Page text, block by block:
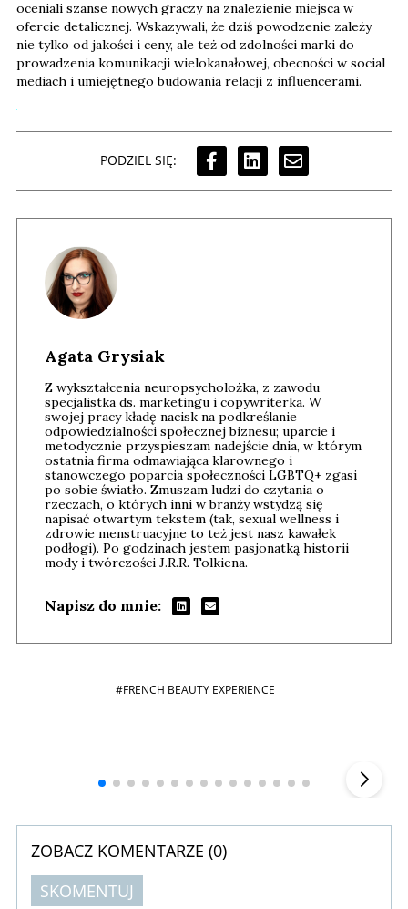
oceniali szanse nowych graczy na znalezienie miejsca w
ofercie detalicznej. Wskazywali, że dziś powodzenie zależy
nie tylko od jakości i ceny, ale też od zdolności marki do
prowadzenia komunikacji wielokanałowej, obecności w social
mediach i umiejętnego budowania relacji z influencerami.
PODZIEL SIĘ:
Agata Grysiak
Z wykształcenia neuropsycholożka, z zawodu
specjalistka ds. marketingu i copywriterka. W
swojej pracy kładę nacisk na podkreślanie
odpowiedzialności społecznej biznesu; uparcie i
metodycznie przyspieszam nadejście dnia, w którym
ostatnia firma odmawiająca klarownego i
stanowczego poparcia społeczności LGBTQ+ zgasi
po sobie światło. Zmuszam ludzi do czytania o
rzeczach, o których inni w branży wstydzą się
napisać otwartym tekstem (tak, sexual wellness i
zdrowie menstruacyjne to też jest nasz kawałek
podłogi). Po godzinach jestem pasjonatką historii
mody i twórczości J.R.R. Tolkiena.
Napisz do mnie:
#FRENCH BEAUTY EXPERIENCE
ZOBACZ KOMENTARZE (0)
SKOMENTUJ